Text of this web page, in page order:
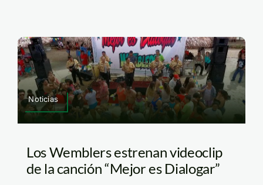
Noticias
Los Wemblers estrenan videoclip
de la canción “Mejor es Dialogar”